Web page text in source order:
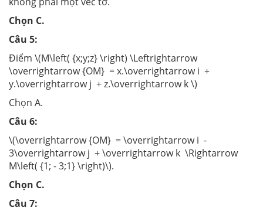
Chọn C.
Câu 5:
Điểm \(M\left( {x;y;z} \right) \Leftrightarrow
\overrightarrow {OM} = x.\overrightarrow i +
y.\overrightarrow j + z.\overrightarrow k \)
Chọn A.
Câu 6:
\(\overrightarrow {OM} = \overrightarrow i -
3\overrightarrow j + \overrightarrow k \Rightarrow
M\left( {1; - 3;1} \right)\).
Chọn C.
Câu 7: